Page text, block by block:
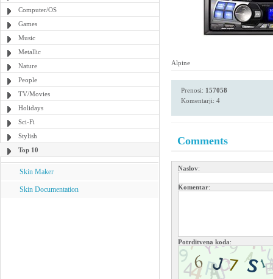
Computer/OS
Games
Music
Metallic
Nature
People
TV/Movies
Holidays
Sci-Fi
Stylish
Top 10
Skin Maker
Skin Documentation
Alpine
Prenosi: 157058
Komentarji: 4
Comments
Naslov:
Komentar:
Potrditvena koda: